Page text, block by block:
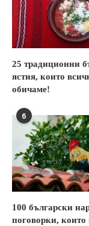
25 традиционни
ястия, които
обичаме!
6
100 български
поговорки, които